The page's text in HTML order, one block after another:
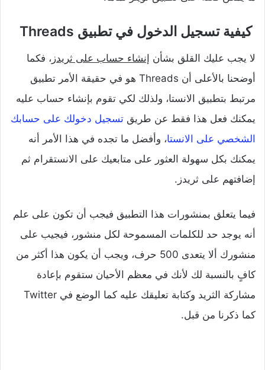
كيفية تسجيل الدخول في تطبيق Threads
لا يجب عليك القلق بشأن إنشاء حساب على ثريدز ، فكما
أوضحنا بالأعلى أن Threads هو في حقيقة الأمر تطبيق
مرتبط بتطبيق الانستا، ولذلك لكي تقوم بإنشاء حساب عليه
يمكنك فعل هذا فقط عن طريق تسجيل دخولك على حسابك
الشخصي على الانستا، وأفضل ما تجده في هذا الأمر أنه
يمكنك بكل سهولة العثور على متابعيك على الانستقرام ثم
إضافتهم على ثريدز.
فيما يتعلق بمنشورات هذا التطبيق فيجب أن تكون على علم
أنه يوجد حد للكلمات المسموحة لكل منشور، فيجيب على
منشورك ألا يتعدى 500 حرف، ويجب أن يكون هذا أكثر من
كافٍ بالنسبة لك لأنك في معظم الأحيان ستقوم بإعادة
مشاركة الثريد وكتابة تعليقك عليه كما الوضع في Twitter
كما ذكرنا من قبل.